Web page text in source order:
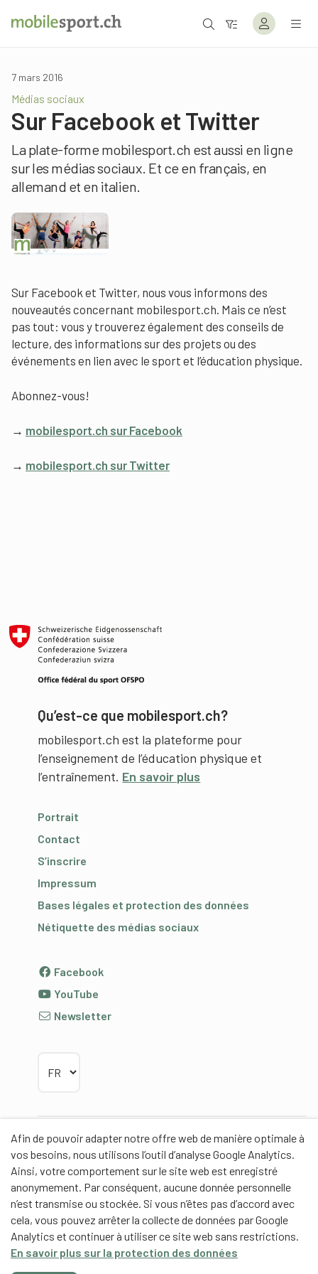
Afin de pouvoir adapter notre offre web de manière optimale à
vos besoins, nous utilisons l’outil d’analyse Google Analytics.
Ainsi, votre comportement sur le site web est enregistré
anonymement. Par conséquent, aucune donnée personnelle
n’est transmise ou stockée. Si vous n’êtes pas d’accord avec
cela, vous pouvez arrêter la collecte de données par Google
Analytics et continuer à utiliser ce site web sans restrictions.
En savoir plus sur la protection des données
7 mars 2016
Médias sociaux
Sur Facebook et Twitter
La plate-forme mobilesport.ch est aussi en ligne
sur les médias sociaux. Et ce en français, en
allemand et en italien.
Sur Facebook et Twitter, nous vous informons des
nouveautés concernant mobilesport.ch. Mais ce n’est
pas tout: vous y trouverez également des conseils de
lecture, des informations sur des projets ou des
événements en lien avec le sport et l’éducation physique.
Abonnez-vous!
→ mobilesport.ch sur Facebook
→ mobilesport.ch sur Twitter
Qu’est-ce que mobilesport.ch?
mobilesport.ch est la plateforme pour
l’enseignement de l’éducation physique et
l’entraînement. En savoir plus
Portrait
Contact
S’inscrire
Impressum
Bases légales et protection des données
Nétiquette des médias sociaux
Facebook
YouTube
Newsletter
Partenaires
Partenaires de contenus
Haute école fédérale de sport de Macolin HEFSM